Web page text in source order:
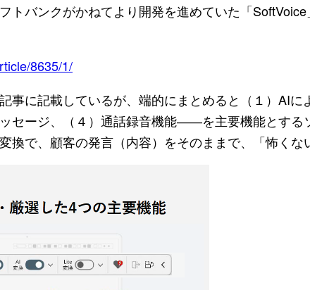
トバンクがかねてより開発を進めていた「
8635/1/
事に記載しているが、端的にまとめると（１）AIに
セージ、（４）通話録音機能――を主要機能とする
換で、顧客の発言（内容）をそのままで、「怖くな